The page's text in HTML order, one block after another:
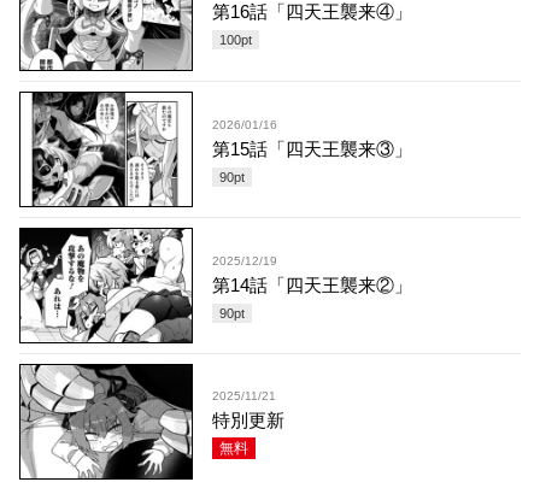
第16話「四天王襲来④」
100pt
2026/01/16
第15話「四天王襲来③」
90pt
2025/12/19
第14話「四天王襲来②」
90pt
2025/11/21
特別更新
無料